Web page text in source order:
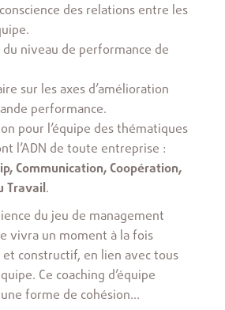
des relations entre les
niveau de performance de
sur les axes d’amélioration
performance.
pour l’équipe des thématiques
l’ADN de toute entreprise :
Communication, Coopération,
Travail.
du jeu de management
vivra un moment à la fois
et constructif, en lien avec tous
Ce coaching d’équipe
forme de cohésion…